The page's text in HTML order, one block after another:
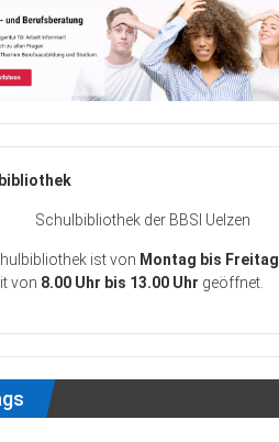
ist von Montag bis Freitag
von 8.00 Uhr bis 13.00 Uhr geöffnet.